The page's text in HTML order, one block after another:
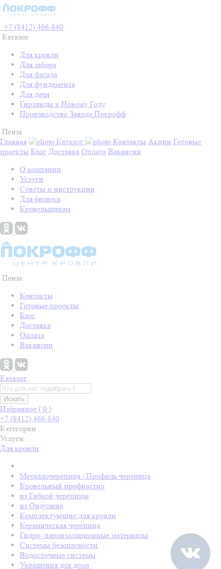
+7 (8412) 466-840
Каталог
Для кровли
Для забора
Для фасада
Для фундамента
Для дачи
Гирлянды к Новому Году
Производство Завода Покрофф
Пенза
Главная
Каталог Контакты Акции Готовые
проекты Блог Доставка Оплата Вакансии
О компании
Услуги
Советы и инструкции
Для бизнеса
Кровельщикам
Пенза
Контакты
Готовые проекты
Блог
Доставка
Оплата
Вакансии
Каталог
Искать
Избранное ( 0 )
+7 (8412) 466-840
Категории
Услуги
Для кровли
Металлочерепица / Профиль черепица
Кровельный профнастил
из Гибкой черепицы
из Ондулина
Комплектующие для кровли
Керамическая черепица
Гидро- пароизоляционные материалы
Системы безопасности
Водосточные системы
Украшения для дома